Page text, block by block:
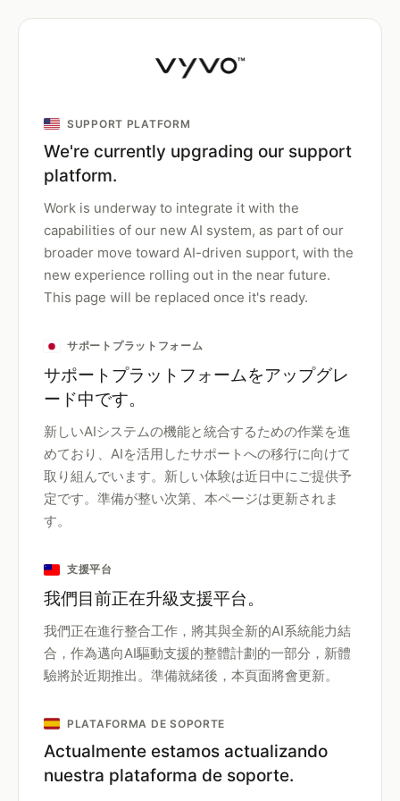
SUPPORT PLATFORM
We're currently upgrading our support
platform.
Work is underway to integrate it with the
capabilities of our new AI system, as part of our
broader move toward AI-driven support, with the
new experience rolling out in the near future.
This page will be replaced once it's ready.
サポートプラットフォーム
サポートプラットフォームをアップグレ
ード中です。
新しいAIシステムの機能と統合するための作業を進
めており、AIを活用したサポートへの移行に向けて
取り組んでいます。新しい体験は近日中にご提供予
定です。準備が整い次第、本ページは更新されま
す。
支援平台
我們目前正在升級支援平台。
我們正在進行整合工作，將其與全新的AI系統能力結
合，作為邁向AI驅動支援的整體計劃的一部分，新體
驗將於近期推出。準備就緒後，本頁面將會更新。
PLATAFORMA DE SOPORTE
Actualmente estamos actualizando
nuestra plataforma de soporte.